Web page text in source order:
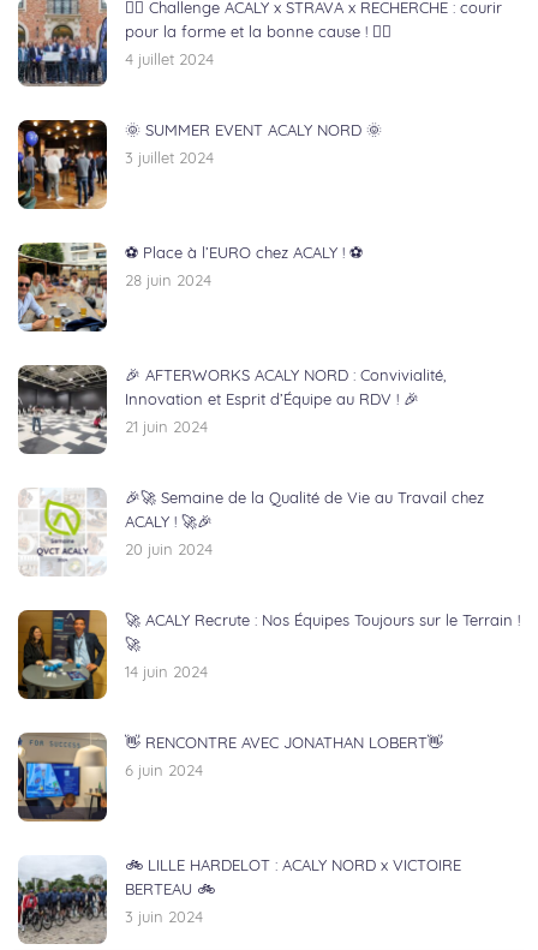
🏃‍♂️ Challenge ACALY x STRAVA x RECHERCHE : courir
pour la forme et la bonne cause ! 🏃‍♀️
4 juillet 2024
🌞 SUMMER EVENT ACALY NORD 🌞
3 juillet 2024
⚽ Place à l’EURO chez ACALY ! ⚽
28 juin 2024
🎉 AFTERWORKS ACALY NORD : Convivialité,
Innovation et Esprit d’Équipe au RDV ! 🎉
21 juin 2024
🎉🚀 Semaine de la Qualité de Vie au Travail chez
ACALY ! 🚀🎉
20 juin 2024
🚀 ACALY Recrute : Nos Équipes Toujours sur le Terrain !
🚀
14 juin 2024
👋 RENCONTRE AVEC JONATHAN LOBERT👋
6 juin 2024
🚲 LILLE HARDELOT : ACALY NORD x VICTOIRE
BERTEAU 🚲
3 juin 2024